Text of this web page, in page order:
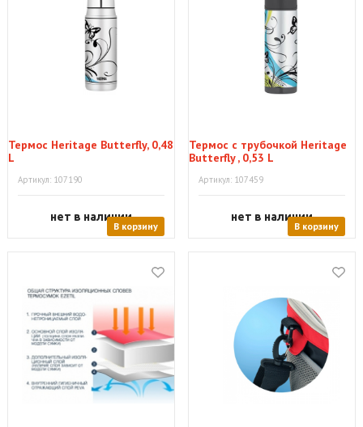
Термос Heritage Butterfly, 0,48
L
Артикул: 107190
нет в наличии
В корзину
Термос с трубочкой Heritage
Butterfly , 0,53 L
Артикул: 107459
нет в наличии
В корзину